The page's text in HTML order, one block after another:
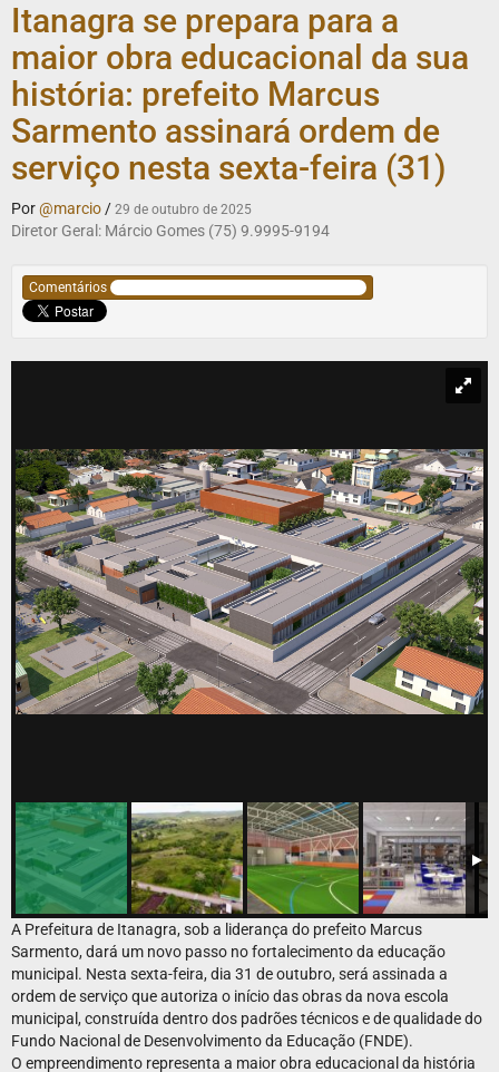
Itanagra se prepara para a
maior obra educacional da sua
história: prefeito Marcus
Sarmento assinará ordem de
serviço nesta sexta-feira (31)
Por@marcio / 29 de outubro de 2025
Diretor Geral: Márcio Gomes (75) 9.9995-9194
Comentários
A Prefeitura de Itanagra, sob a liderança do prefeito Marcus
Sarmento, dará um novo passo no fortalecimento da educação
municipal. Nesta sexta-feira, dia 31 de outubro, será assinada a
ordem de serviço que autoriza o início das obras da nova escola
municipal, construída dentro dos padrões técnicos e de qualidade do
Fundo Nacional de Desenvolvimento da Educação (FNDE).
O empreendimento representa a maior obra educacional da história